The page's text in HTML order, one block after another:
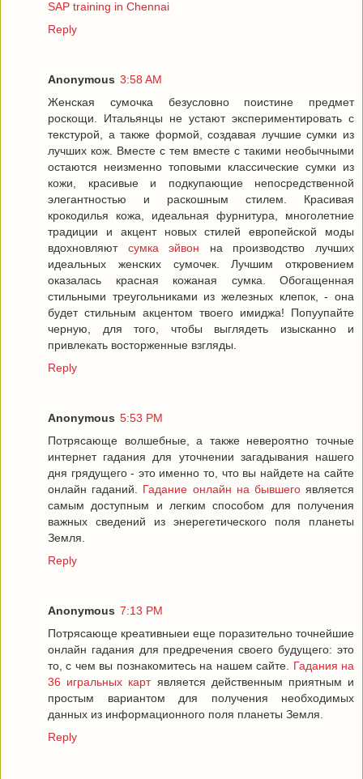
SAP training in Chennai
Reply
Anonymous 3:58 AM
Женская сумочка безусловно поистине предмет
роскощи. Итальянцы не устают экспериментировать с
текстурой, а также формой, создавая лучшие сумки из
лучших кож. Вместе с тем вместе с такими необычными
остаются неизменно топовыми классические сумки из
кожи, красивые и подкупающие непосредственной
элегантностью и раскошным стилем. Красивая
крокодилья кожа, идеальная фурнитура, многолетние
традиции и акцент новых стилей европейской моды
вдохновляют сумка эйвон на производство лучших
идеальных женских сумочек. Лучшим откровением
оказалась красная кожаная сумка. Обогащенная
стильными треугольниками из железных клепок, - она
будет стильным акцентом твоего имиджа! Попуупайте
черную, для того, чтобы выглядеть изысканно и
привлекать восторженные взгляды.
Reply
Anonymous 5:53 PM
Потрясающе волшебные, а также невероятно точные
интернет гадания для уточнении загадывания нашего
дня грядущего - это именно то, что вы найдете на сайте
онлайн гаданий. Гадание онлайн на бывшегоявляется
самым доступным и легким способом для получения
важных сведений из энерегетического поля планеты
Земля.
Reply
Anonymous 7:13 PM
Потрясающе креативныеи еще поразительно точнейшие
онлайн гадания для предречения своего будущего: это
то, с чем вы познакомитесь на нашем сайте. Гадания на
36 игральных картявляется действенным приятным и
простым вариантом для получения необходимых
данных из информационного поля планеты Земля.
Reply